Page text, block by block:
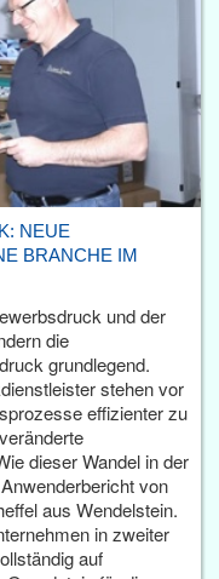
NEUE
BRANCHE IM
und der
die
grundlegend.
stehen vor
effizienter zu
dieser Wandel in der
von
aus Wendelstein.
in zweiter
auf